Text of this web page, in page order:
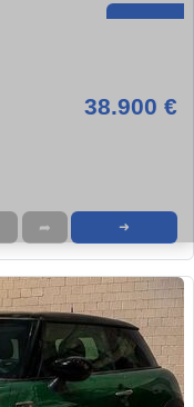
38.900 €
➦ ➜